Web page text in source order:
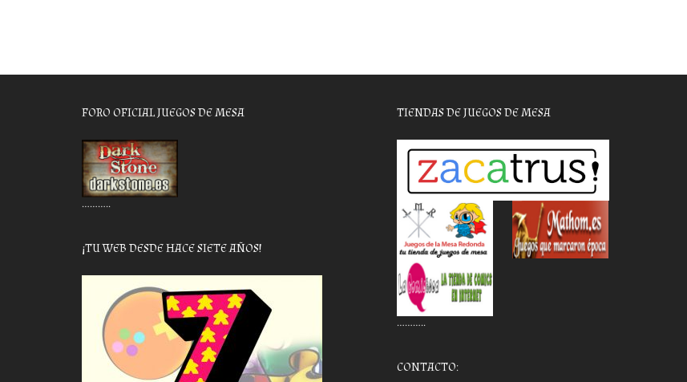
FORO OFICIAL JUEGOS DE MESA
………..
¡TU WEB DESDE HACE SIETE AÑOS!
TIENDAS DE JUEGOS DE MESA
………..
CONTACTO: